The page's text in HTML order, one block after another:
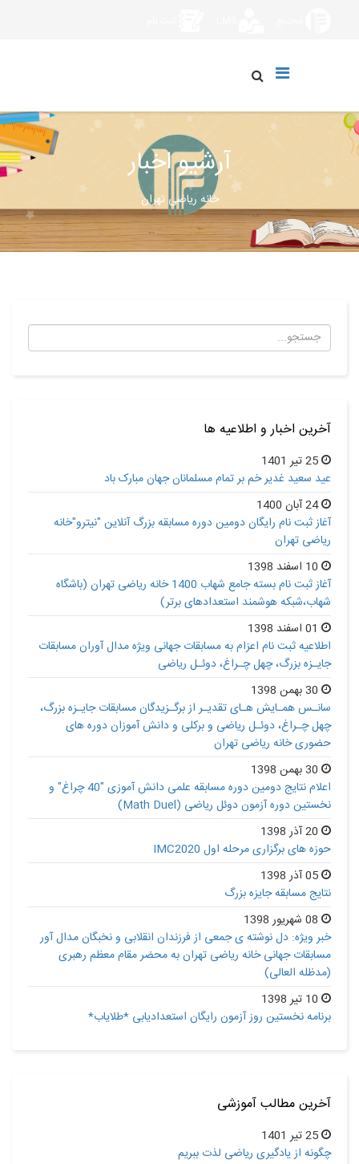
آرشیو اخبار
خانه ریاضی تهران
آخرین اخبار و اطلاعیه ها
عید سعید غدیر خم بر تمام مسلمانان جهان مبارک باد
24 آبان 1400
آغاز ثبت نام رایگان دومین دوره مسابقه بزرگ آنلاین "نیترو"خانه
ریاضی تهران
آغاز ثبت نام بسته جامع شهاب 1400 خانه ریاضی تهران (باشگاه
شهاب،شبکه هوشمند استعدادهای برتر)
اطلاعیه ثبت نام اعزام به مسابقات جهانی ویژه مدال آوران مسابقات
جایـزه بزرگ، چهل چـراغ، دوئـل ریاضی
سانـس همـایش هـای تقدیـر از برگـزیدگان مسابقات جایـزه بزرگ،
چهل چـراغ، دوئـل ریاضی و برکلی و دانش آموزان دوره های
حضوری خانه ریاضی تهران
اعلام نتایج دومین دوره مسابقه علمی دانش آموزی "40 چراغ" و
نخستین دوره آزمون دوئل ریاضی (Math Duel)
حوزه های برگزاری مرحله اول IMC2020
نتایج مسابقه جایزه بزرگ
خبر ویژه: دل نوشته ی جمعی از فرزندان انقلابی و نخبگان مدال آور
مسابقات جهانی خانه ریاضی تهران به محضر مقام معظم رهبری
(مدظله العالی)
برنامه نخستین روز آزمون رایگان استعدادیابی *طلایاب*
آخرین مطالب آموزشی
چگونه از یادگیری ریاضی لذت ببریم